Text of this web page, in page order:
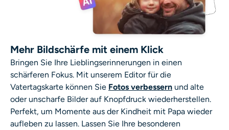
Mehr Bildschärfe mit einem Klick
Bringen Sie Ihre Lieblingserinnerungen in einen
schärferen Fokus. Mit unserem Editor für die
Vatertagskarte können Sie Fotos verbessern und alte
oder unscharfe Bilder auf Knopfdruck wiederherstellen.
Perfekt, um Momente aus der Kindheit mit Papa wieder
aufleben zu lassen. Lassen Sie Ihre besonderen